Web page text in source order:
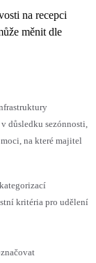
na recepci
měnit dle
důsledku sezónnosti,
na které majitel
kritéria pro udělení